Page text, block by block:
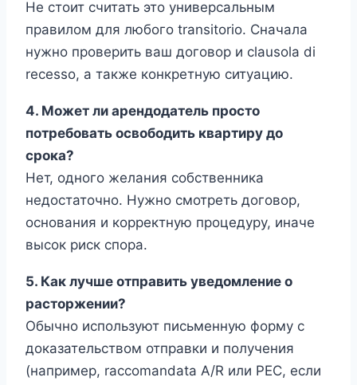
Не стоит считать это универсальным
правилом для любого transitorio. Сначала
нужно проверить ваш договор и clausola di
recesso, а также конкретную ситуацию.
4. Может ли арендодатель просто
потребовать освободить квартиру до
срока?
Нет, одного желания собственника
недостаточно. Нужно смотреть договор,
основания и корректную процедуру, иначе
высок риск спора.
5. Как лучше отправить уведомление о
расторжении?
Обычно используют письменную форму с
доказательством отправки и получения
(например, raccomandata A/R или PEC, если